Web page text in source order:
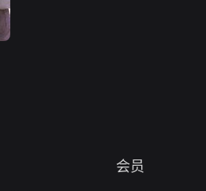
会员